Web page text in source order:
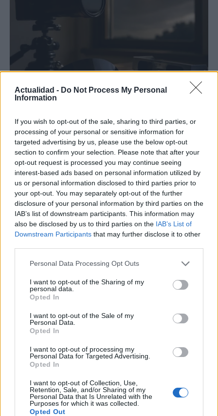
Actualidad - Do Not Process My Personal
Information
If you wish to opt-out of the sale, sharing to third parties, or
processing of your personal or sensitive information for
targeted advertising by us, please use the below opt-out
section to confirm your selection. Please note that after your
opt-out request is processed you may continue seeing
interest-based ads based on personal information utilized by
us or personal information disclosed to third parties prior to
your opt-out. You may separately opt-out of the further
disclosure of your personal information by third parties on the
IAB’s list of downstream participants. This information may
also be disclosed by us to third parties on the IAB’s List of
Downstream Participants that may further disclose it to other
Please note that this website/app uses one or more Google
not limited to your visit or usage behaviour. You may click to
grant or deny consent to Google and its third-party tags to
use your data for below specified purposes in below Google
consent section.
Personal Data Processing Opt Outs
I want to opt-out of the Sharing of my
personal data.
Opted In
I want to opt-out of the Sale of my
Personal Data.
Opted In
I want to opt-out of processing my
Personal Data for Targeted Advertising.
Opted In
I want to opt-out of Collection, Use,
Retention, Sale, and/or Sharing of my
Personal Data that Is Unrelated with the
Purposes for which it was collected.
Opted Out
Protocolos de seguridad ocular y
consejos para fotografiar eclipses solares
Un eclipse solar es un espectáculo natural que…
CIENCIA Y TECNOLOGÍA
Cómo elegir una carrera STEAM: perfiles
emergentes y competencias clave